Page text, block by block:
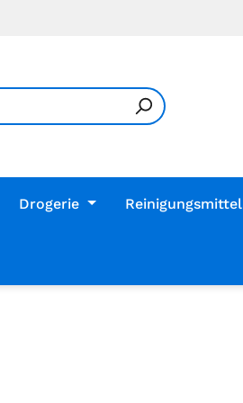
Drogerie Reinigungsmittel